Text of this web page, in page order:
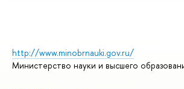
http://www.minobrnauki.gov.ru/
Министерство науки и высшего